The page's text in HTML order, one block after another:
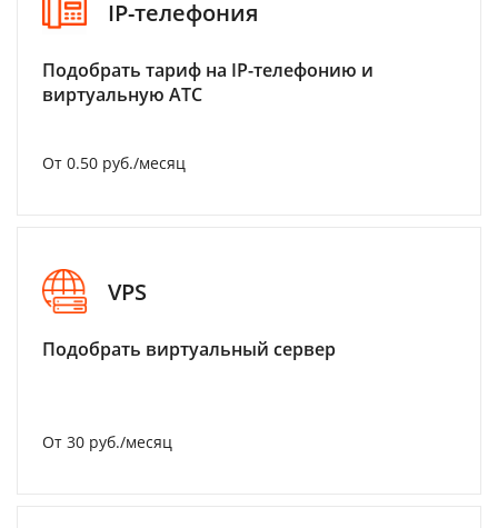
IP-телефония
Подобрать тариф на IP-телефонию и
виртуальную АТС
От 0.50 руб./месяц
VPS
Подобрать виртуальный сервер
От 30 руб./месяц